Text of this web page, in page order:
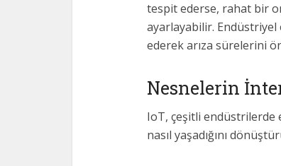
tespit ederse, rahat bir
ayarlayabilir. Endüstriyel
ederek arıza sürelerini
Nesnelerin
IoT, çeşitli endüstrilerde
nasıl yaşadığını